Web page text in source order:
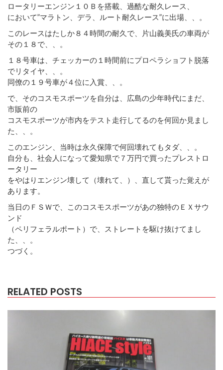
ロータリーエンジン１０Ｂを搭載、過酷な耐久レース、
において”マラトン、デラ、ルート耐久レース”に出場、、。
このレースはたしか８４時間の耐久で、片山義美氏の車両が
その１８で、、。
１８号車は、チェッカーの１時間前にプロペラショフト脱落
でリタイヤ、、。
同僚の１９号車が４位に入賞、、。
で、そのコスモスポーツを自分は、広島の少年時代にまだ、
市販前の
コスモスポーツが市内をテスト走行してるのを何回か見まし
た、、。
このエンジン、当時は永久保障で何回壊れてもタダ、、。
自分も、社会人になって愛知県で７万円で買ったプレストロ
ータリー
をやはりエンジン壊して（壊れて、）、直して貰った覚えが
あります。
当日のＦＳＷで、このコスモスポーツがあの独特のＥＸサウ
ンド
（ペリフェラルポート）で、ストレートを駆け抜けてまし
た、、。
つづく。
RELATED POSTS